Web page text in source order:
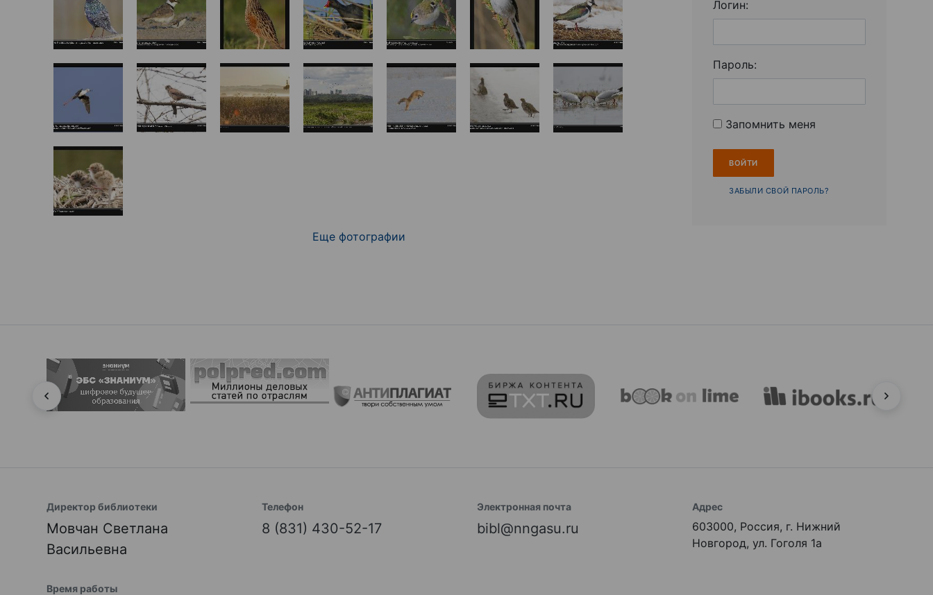
Еще фотографии
Логин:
Пароль:
Запомнить меня
ЗАБЫЛИ СВОЙ ПАРОЛЬ?
Директор библиотеки
Мовчан Светлана
Васильевна
Телефон
8 (831) 430-52-17
Электронная почта
bibl@nngasu.ru
Адрес
603000, Россия, г. Нижний
Новгород, ул. Гоголя 1а
Время работы